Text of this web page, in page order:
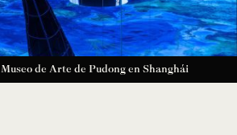
Museo de Arte de Pudong en Shanghái